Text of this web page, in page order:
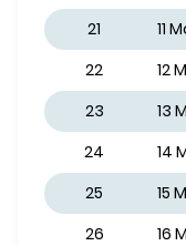
21
11
22
12
23
13
24
14
25
15
26
16